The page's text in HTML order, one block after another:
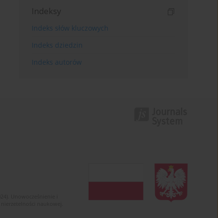
Indeksy
Indeks słów kluczowych
Indeks dziedzin
Indeks autorów